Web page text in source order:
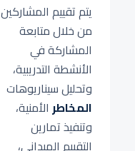
يتم تقييم المشاركين
من خلال متابعة
المشاركة في
الأنشطة التدريبية،
وتحليل سيناريوهات
المخاطر الأمنية،
وتنفيذ تمارين
التقييم الميداني،